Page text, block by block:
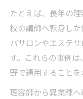
たとえば、長年の
校の講師へ転身し
パサロンやエステ
す。これらの事例
野で通用することを
理容師から異業種